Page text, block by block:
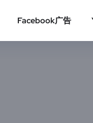
Facebook广告